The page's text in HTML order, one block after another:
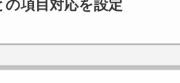
項目対応を設定